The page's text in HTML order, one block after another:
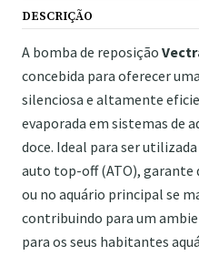
DESCRIÇÃO
A bomba de reposição
concebida para oferecer
silenciosa e altamente
evaporada em sistemas de
doce. Ideal para ser
auto top-off (ATO), garante
ou no aquário principal se
contribuindo para um
para os seus habitantes